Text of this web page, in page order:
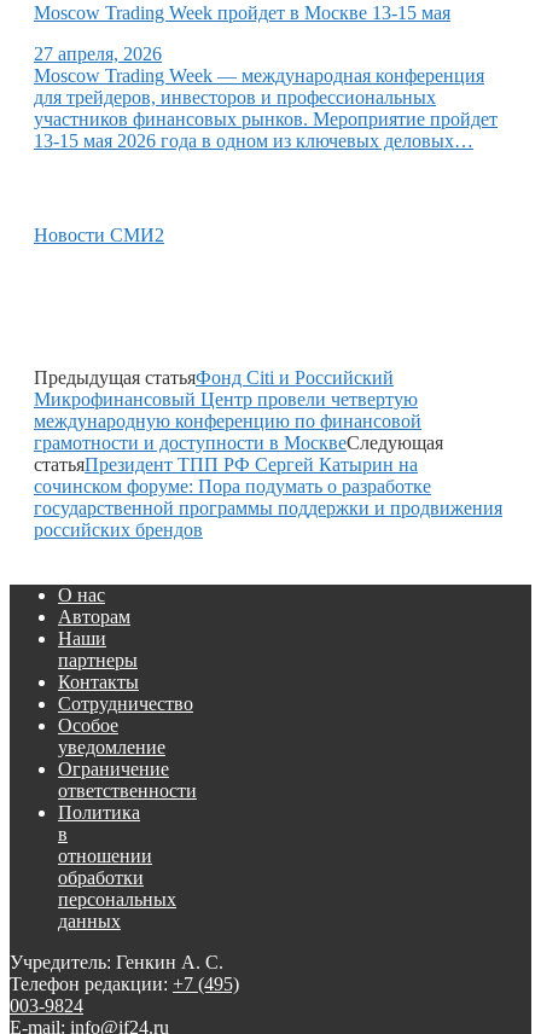
Moscow Trading Week пройдет в Москве 13-15 мая
27 апреля, 2026
Moscow Trading Week — международная конференция
для трейдеров, инвесторов и профессиональных
участников финансовых рынков. Мероприятие пройдет
13-15 мая 2026 года в одном из ключевых деловых…
Новости СМИ2
Предыдущая статьяФонд Citi и Российский
Микрофинансовый Центр провели четвертую
международную конференцию по финансовой
грамотности и доступности в МосквеСледующая
статьяПрезидент ТПП РФ Сергей Катырин на
сочинском форуме: Пора подумать о разработке
государственной программы поддержки и продвижения
российских брендов
О нас
Авторам
Наши
партнеры
Контакты
Сотрудничество
Особое
уведомление
Ограничение
ответственности
Политика
в
отношении
обработки
персональных
данных
Учредитель: Генкин А. С.
Телефон редакции: +7 (495)
003-9824
E-mail: info@if24.ru